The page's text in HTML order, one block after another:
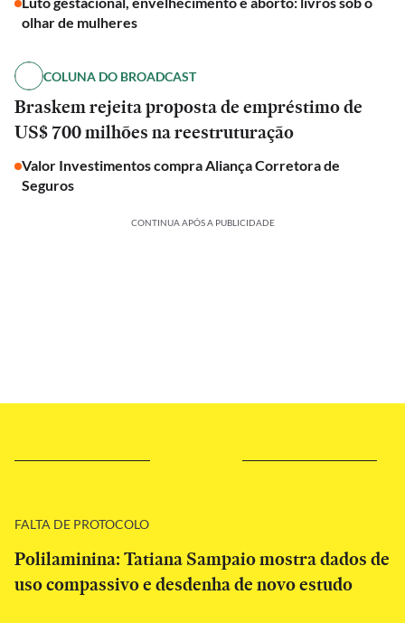
olhar de mulheres
COLUNA DO BROADCAST
Braskem rejeita proposta de empréstimo de
US$ 700 milhões na reestruturação
Valor Investimentos compra Aliança Corretora de
Seguros
CONTINUA APÓS A PUBLICIDADE
FALTA DE PROTOCOLO
Polilaminina: Tatiana Sampaio mostra dados de
uso compassivo e desdenha de novo estudo